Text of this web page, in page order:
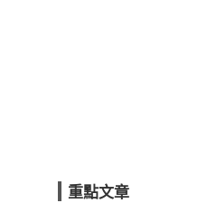
重點文章